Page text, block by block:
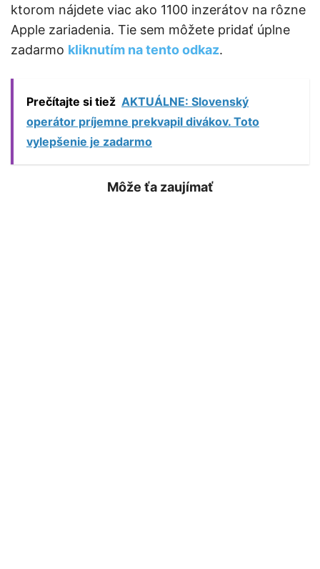
ktorom nájdete viac ako 1100 inzerátov na rôzne
Apple zariadenia. Tie sem môžete pridať úplne
zadarmo kliknutím na tento odkaz.
Prečítajte si tiež AKTUÁLNE: Slovenský
operátor príjemne prekvapil divákov. Toto
vylepšenie je zadarmo
Môže ťa zaujímať